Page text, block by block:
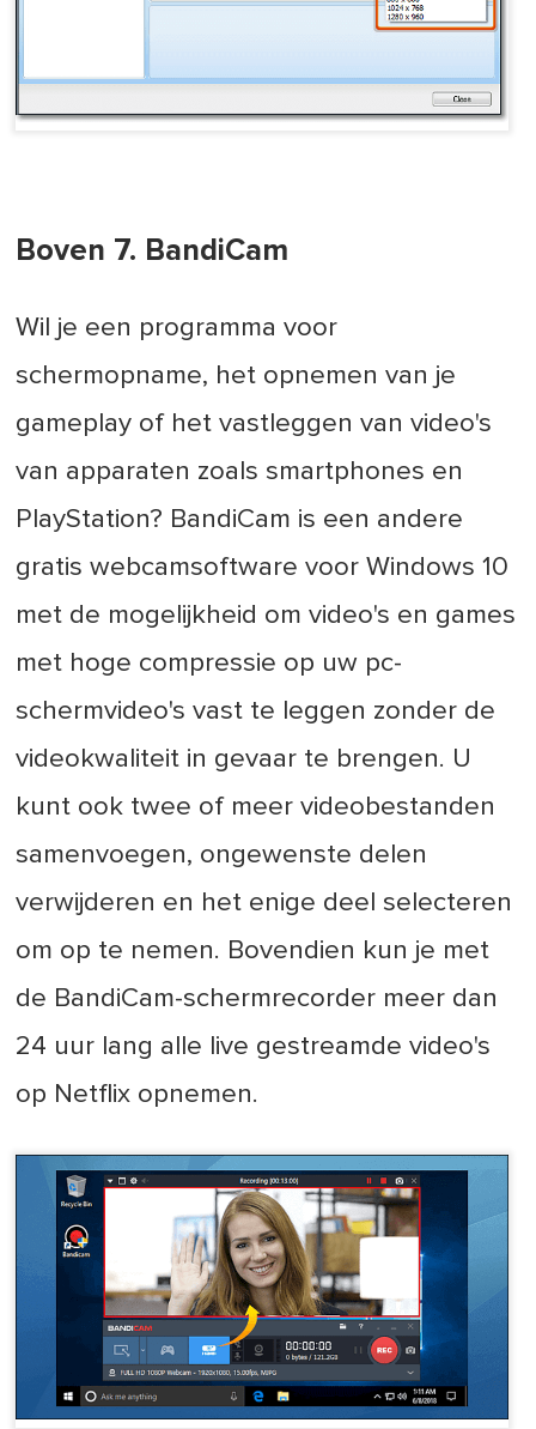
Boven 7. BandiCam
Wil je een programma voor
schermopname, het opnemen van je
gameplay of het vastleggen van video's
van apparaten zoals smartphones en
PlayStation? BandiCam is een andere
gratis webcamsoftware voor Windows 10
met de mogelijkheid om video's en games
met hoge compressie op uw pc-
schermvideo's vast te leggen zonder de
videokwaliteit in gevaar te brengen. U
kunt ook twee of meer videobestanden
samenvoegen, ongewenste delen
verwijderen en het enige deel selecteren
om op te nemen. Bovendien kun je met
de BandiCam-schermrecorder meer dan
24 uur lang alle live gestreamde video's
op Netflix opnemen.